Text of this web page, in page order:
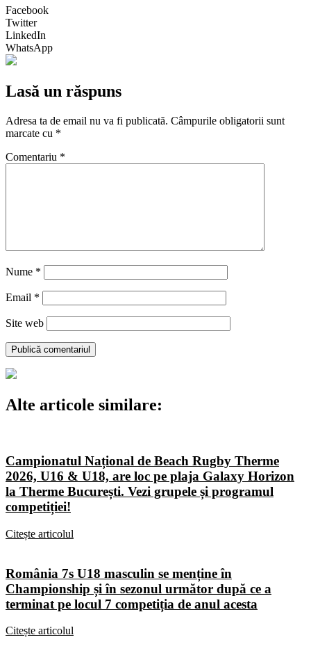
Facebook
Twitter
LinkedIn
WhatsApp
Lasă un răspuns
Adresa ta de email nu va fi publicată. Câmpurile obligatorii sunt
marcate cu *
Comentariu *
Nume *
Email *
Site web
Alte articole similare:
Campionatul Național de Beach Rugby Therme
2026, U16 & U18, are loc pe plaja Galaxy Horizon
la Therme București. Vezi grupele și programul
competiției!
Citește articolul
România 7s U18 masculin se menține în
Championship și în sezonul următor după ce a
terminat pe locul 7 competiția de anul acesta
Citește articolul